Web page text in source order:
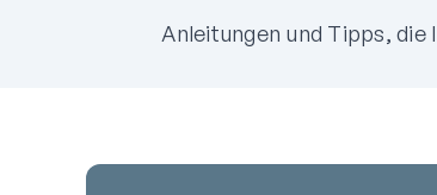
Anleitungen und Tipps, die